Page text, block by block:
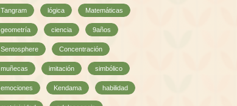
Tangram lógica Matemáticas
geometría ciencia 9años
Sentosphere Concentración
muñecas imitación simbólico
emociones Kendama habilidad